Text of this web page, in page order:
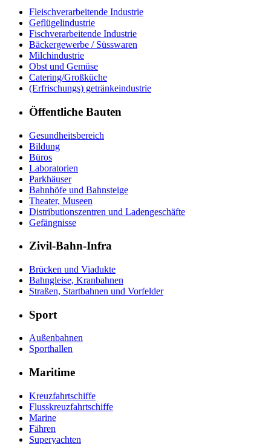
Fleischverarbeitende Industrie
Geflügelindustrie
Fischverarbeitende Industrie
Bäckergewerbe / Süsswaren
Milchindustrie
Obst und Gemüse
Catering/Großküche
(Erfrischungs) getränkeindustrie
Öffentliche Bauten
Gesundheitsbereich
Bildung
Büros
Laboratorien
Parkhäuser
Bahnhöfe und Bahnsteige
Theater, Museen
Distributionszentren und Ladengeschäfte
Gefängnisse
Zivil-Bahn-Infra
Brücken und Viadukte
Bahngleise, Kranbahnen
Straßen, Startbahnen und Vorfelder
Sport
Außenbahnen
Sporthallen
Maritime
Kreuzfahrtschiffe
Flusskreuzfahrtschiffe
Marine
Fähren
Superyachten